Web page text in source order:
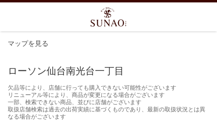
マップを見る
ローソン仙台南光台一丁目
欠品等により、店舗に行っても購入できない可能性がございます
リニューアル等により、商品が変更になる場合がございます
一部、検索できない商品、並びに店舗がございます
取扱店舗検索は過去の出荷実績に基づくものであり、最新の取扱状況とは異
なる場合がございます